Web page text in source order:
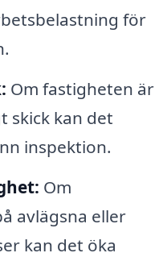
för
Om fastigheten är
skick kan det
inspektion.
Om
avlägsna eller
kan det öka